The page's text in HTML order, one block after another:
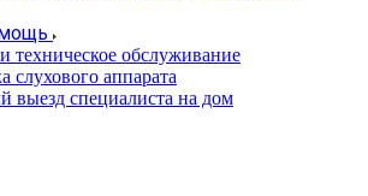
техническое обслуживание
слухового аппарата
выезд специалиста на дом